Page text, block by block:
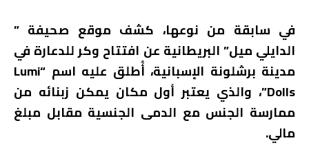
في سابقة من نوعها، كشف موقع صحيفة ”
الدايلي ميل” البريطانية عن افتتاح وكر للدعارة في
مدينة برشلونة الإسبانية، أُطلق عليه اسم “Lumi
Dolls”، والذي يعتبر أول مكان يمكن زبنائه من
ممارسة الجنس مع الدمى الجنسية مقابل مبلغ
مالي.